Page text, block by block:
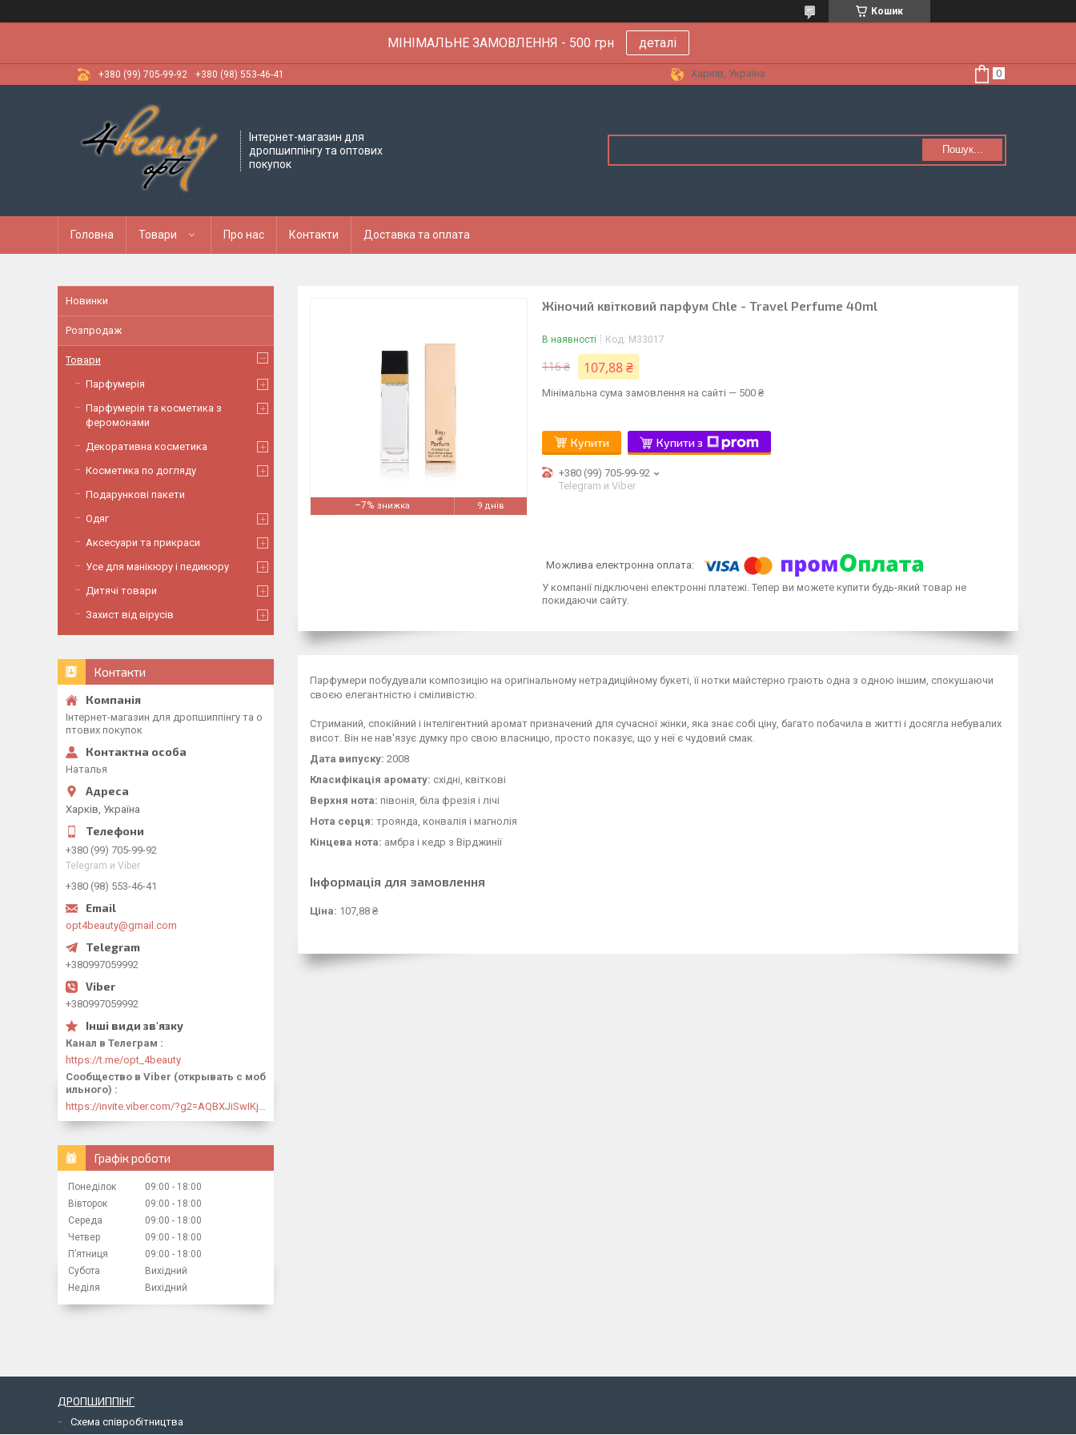
Кошик
МІНІМАЛЬНЕ ЗАМОВЛЕННЯ - 500 грн деталі
+380 (99) 705-99-92 +380 (98) 553-46-41 Харків, Україна
Інтернет-магазин для
дропшиппінгу та оптових
покупок
Пошук...
Головна Товари Про нас Контакти Доставка та оплата
–7% 9 днів
Жіночий квітковий парфум Chle - Travel Perfume 40ml
В наявності Код: M33017
116 ₴ 107,88 ₴
Мінімальна сума замовлення на сайті — 500 ₴
Купити Купити з
+380 (99) 705-99-92
Telegram и Viber
У компанії підключені електронні платежі. Тепер ви можете купити будь-який товар не
покидаючи сайту.
Парфумери побудували композицію на оригінальному нетрадиційному букеті, її нотки майстерно грають одна з одною іншим, спокушаючи
своєю елегантністю і сміливістю.
Стриманий, спокійний і інтелігентний аромат призначений для сучасної жінки, яка знає собі ціну, багато побачила в житті і досягла небувалих
висот. Він не нав'язує думку про свою власницю, просто показує, що у неї є чудовий смак.
Дата випуску: 2008
Класифікація аромату: східні, квіткові
Верхня нота: півонія, біла фрезія і лічі
Нота серця: троянда, конвалія і магнолія
Кінцева нота: амбра і кедр з Вірджинії
Інформація для замовлення
Ціна: 107,88 ₴
Новинки
Розпродаж
Товари
Парфумерія
Парфумерія та косметика з
феромонами
Декоративна косметика
Косметика по догляду
Подарункові пакети
Одяг
Аксесуари та прикраси
Усе для манікюру і педикюру
Дитячі товари
Захист від вірусів
Контакти
Інтернет-магазин для дропшиппінгу та о
птових покупок
Наталья
Харків, Україна
+380 (99) 705-99-92
Telegram и Viber
+380 (98) 553-46-41
opt4beauty@gmail.com
+380997059992
+380997059992
Канал в Телеграм
https://t.me/opt_4beauty
Сообщество в Viber (открывать с моб
ильного)
Графік роботи
Понеділок 09:00
18:00
Вівторок
09:00
18:00
Середа
09:00
18:00
Четвер
09:00
18:00
Пʼятниця
09:00
18:00
Субота
Вихідний
Неділя
Вихідний
ДРОПШИППІНГ
Схема співробітництва